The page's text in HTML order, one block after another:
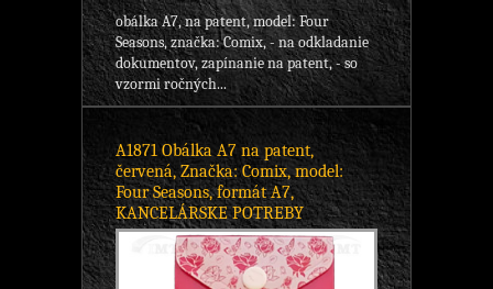
obálka A7, na patent, model: Four
Seasons, značka: Comix, - na odkladanie
dokumentov, zapínanie na patent, - so
vzormi ročných...
A1871 Obálka A7 na patent,
červená, Značka: Comix, model:
Four Seasons, formát A7,
KANCELÁRSKE POTREBY